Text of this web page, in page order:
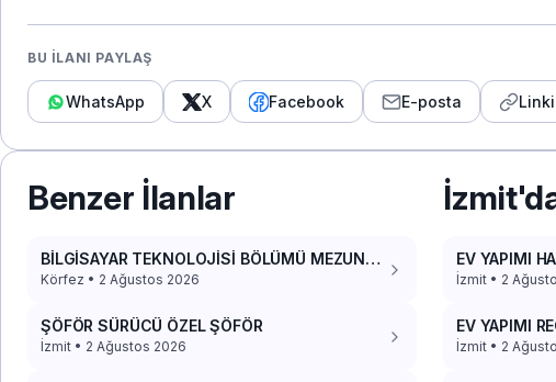
BU İLANI PAYLAŞ
WhatsApp X Facebook E-posta
Benzer İlanlar
BİLGİSAYAR TEKNOLOJİSİ BÖLÜMÜ MEZUN
DACİA DOKKER 2017 PANELVAN ARACIM VAR
Körfez • 2 Ağustos 2026
ŞÖFÖR SÜRÜCÜ ÖZEL ŞÖFÖR
İzmit • 2 Ağustos 2026
EV YAPIMI
İzmit • 2
EV YAPIMI
İzmit • 2